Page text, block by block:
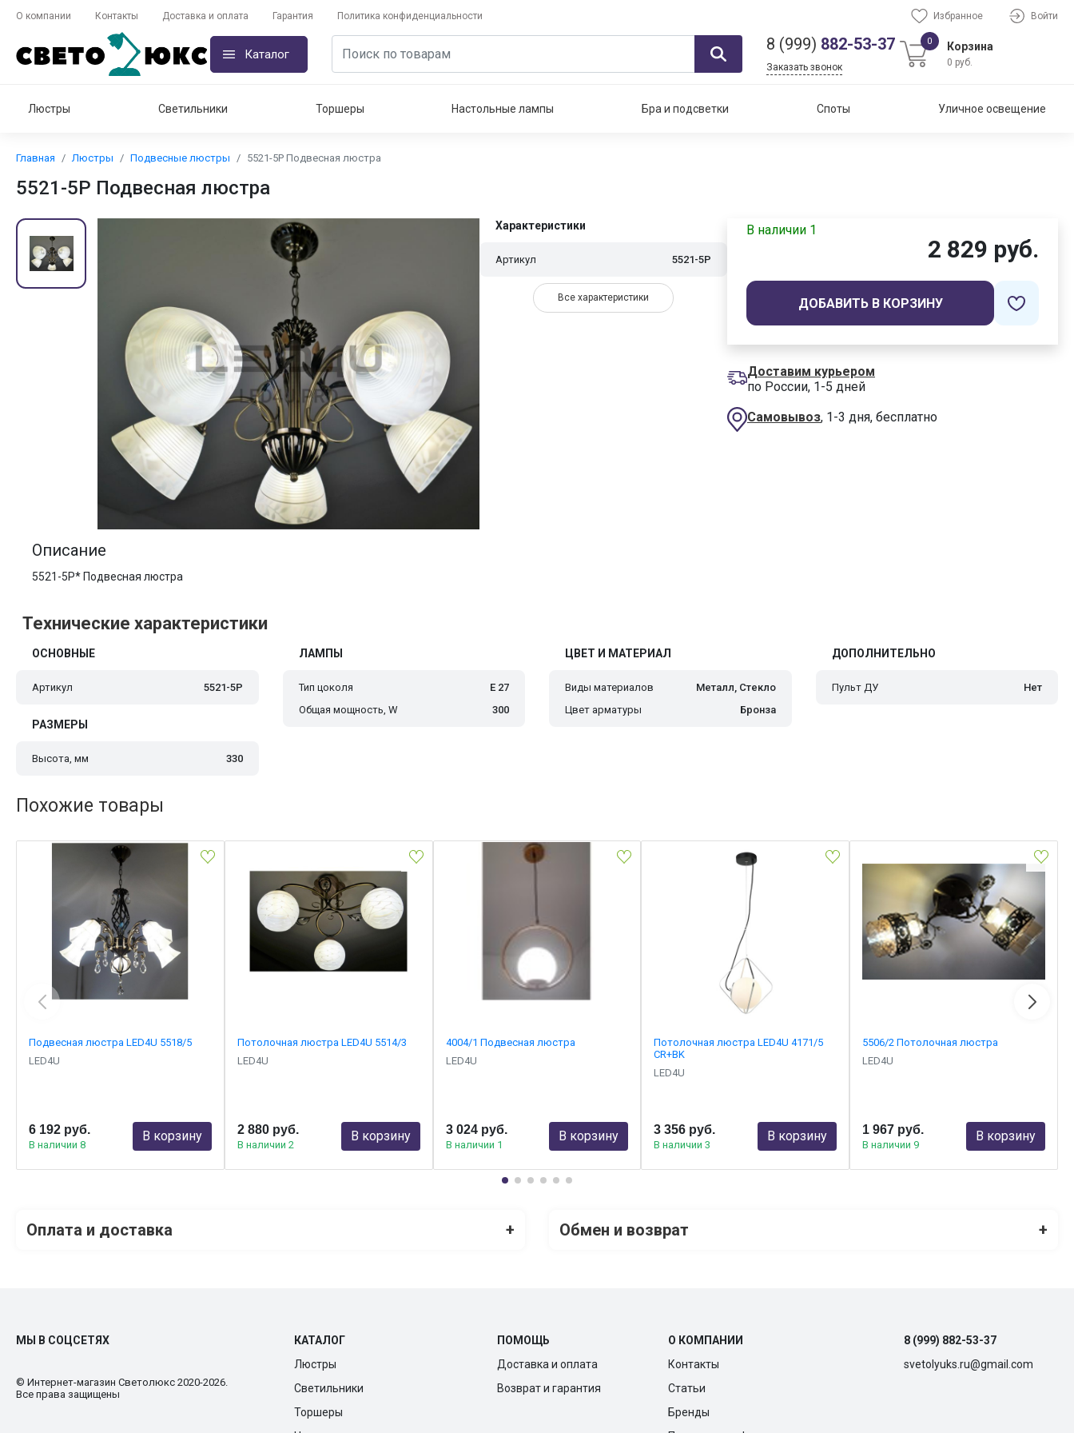
О компании Контакты Доставка и оплата Гарантия Политика конфиденциальности Избранное Войти
Каталог
8 (999) 882-53-37
Заказать звонок
0 Корзина
0 руб.
Люстры Светильники Торшеры Настольные лампы Бра и подсветки Споты Уличное освещение
Главная Люстры Подвесные люстры 5521-5Р Подвесная люстра
5521-5Р Подвесная люстра
Характеристики
Артикул 5521-5Р
Все характеристики
В наличии 1
2 829 руб.
ДОБАВИТЬ В КОРЗИНУ
Доставим курьером
по России, 1-5 дней
Самовывоз, 1-3 дня, бесплатно
Описание
5521-5Р* Подвесная люстра
Технические характеристики
ОСНОВНЫЕ
Артикул 5521-5Р
РАЗМЕРЫ
Высота, мм 330
ЛАМПЫ
Тип цоколя
Е 27
Общая мощность, W
300
ЦВЕТ И МАТЕРИАЛ
Виды материалов
Металл, Стекло
Цвет арматуры
Бронза
ДОПОЛНИТЕЛЬНО
Пульт ДУ Нет
Похожие товары
Подвесная люстра LED4U 5518/5
LED4U
6 192 руб.
В наличии 8
В корзину
Потолочная люстра LED4U 5514/3
LED4U
2 880 руб.
В наличии 2
В корзину
4004/1 Подвесная люстра
LED4U
3 024 руб.
В наличии 1
В корзину
Потолочная люстра LED4U 4171/5
CR+BK
LED4U
3 356 руб.
В наличии 3
В корзину
5506/2 Потолочная люстра
LED4U
1 967 руб.
В наличии 9
В корзину
Оплата и доставка + Обмен и возврат +
МЫ В СОЦСЕТЯХ
© Интернет-магазин Cветолюкс 2020-2026.
Все права защищены
КАТАЛОГ
Люстры
Светильники
Торшеры
ПОМОЩЬ
Доставка и оплата
Возврат и гарантия
О КОМПАНИИ
Контакты
Статьи
Бренды
8 (999) 882-53-37
svetolyuks.ru@gmail.com